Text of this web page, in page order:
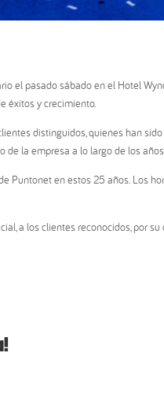
el pasado sábado en el Hotel
éxitos y crecimiento.
distinguidos, quienes han
de la empresa a lo largo de los
Puntonet en estos 25 años. Los
a los clientes reconocidos, por